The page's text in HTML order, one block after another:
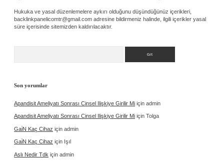
Hukuka ve yasal düzenlemelere aykırı olduğunu düşündüğünüz içerikleri,
backlinkpanelicomtr@gmail.com adresine bildirmeniz halinde, ilgili içerikler yasal
süre içerisinde sitemizden kaldırılacaktır.
Son yorumlar
Apandisit Ameliyatı Sonrası Cinsel Ilişkiye Girilir Mi için admin
Apandisit Ameliyatı Sonrası Cinsel Ilişkiye Girilir Mi için Tolga
Gai̇N Kaç Cihaz için admin
Gai̇N Kaç Cihaz için Işıl
Aslı Nedir Tdk için admin